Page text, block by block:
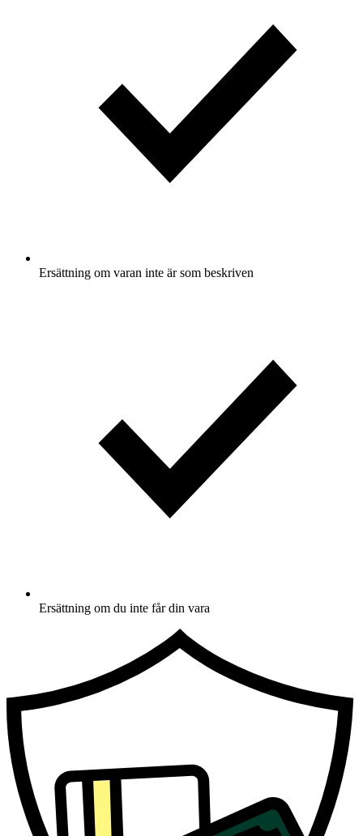
Ersättning om varan inte är som beskriven
Ersättning om du inte får din vara